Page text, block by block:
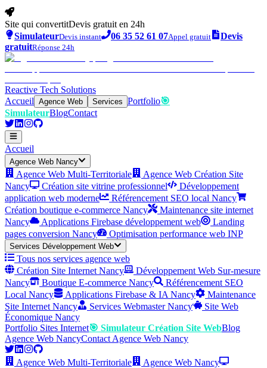
Site qui convertitDevis gratuit en 24h
SimulateurDevis instant 06 35 52 61 07Appel gratuit
Devis
gratuitRéponse 24h
Reactive Tech Solutions
Accueil Agence Web Services Portfolio🎯
SimulateurBlogContact
Accueil
Agence Web Nancy
Agence Web Multi-Territoriale
Agence Web Création Site
Nancy
Création site vitrine professionnel
Développement
application web moderne
Référencement SEO local Nancy
Création boutique e-commerce Nancy
Maintenance site internet
Nancy
Applications Firebase développement web
Landing
pages conversion Nancy
Optimisation performance web INP
Services Développement Web
Tous nos services agence web
Création Site Internet Nancy
Développement Web Sur-mesure
Nancy
Boutique E-commerce Nancy
Référencement SEO
Local Nancy
Applications Firebase & IA Nancy
Maintenance
Site Internet Nancy
Services Webmaster Nancy
Site Web
Économique Nancy
Portfolio Sites Internet🎯 Simulateur Création Site WebBlog
Agence Web NancyContact Agence Web Nancy
Agence Web Multi-Territoriale
Agence Web Nancy